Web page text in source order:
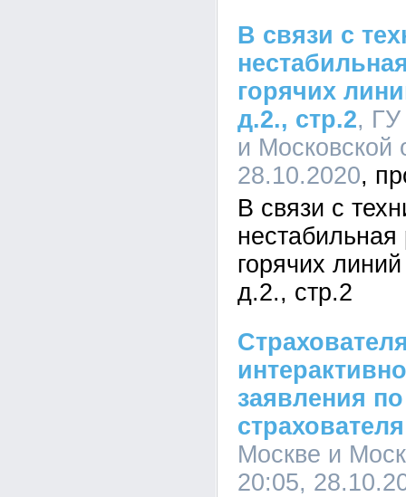
В связи с
горячих
д.2., стр.2,
и Московской
28.10.2020
В связи с
горячих
д.2., стр.2
заявления
страхователя
Москве и
20:05,